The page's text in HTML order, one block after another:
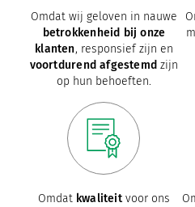
Omdat wij geloven in nauwe
betrokkenheid bij onze
klanten, responsief zijn en
voortdurend afgestemdzijn
op hun behoeften.
Omdat kwaliteitvoor ons